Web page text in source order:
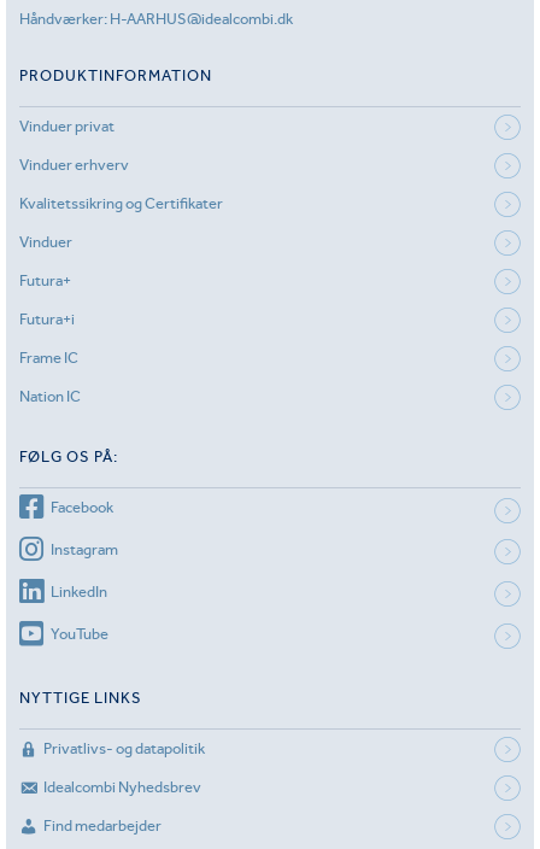
Håndværker: H-AARHUS@idealcombi.dk
PRODUKTINFORMATION
Vinduer privat
Vinduer erhverv
Kvalitetssikring og Certifikater
Vinduer
Futura+
Futura+i
Frame IC
Nation IC
FØLG OS PÅ:
Facebook
Instagram
LinkedIn
YouTube
NYTTIGE LINKS
Privatlivs- og datapolitik
Idealcombi Nyhedsbrev
Find medarbejder